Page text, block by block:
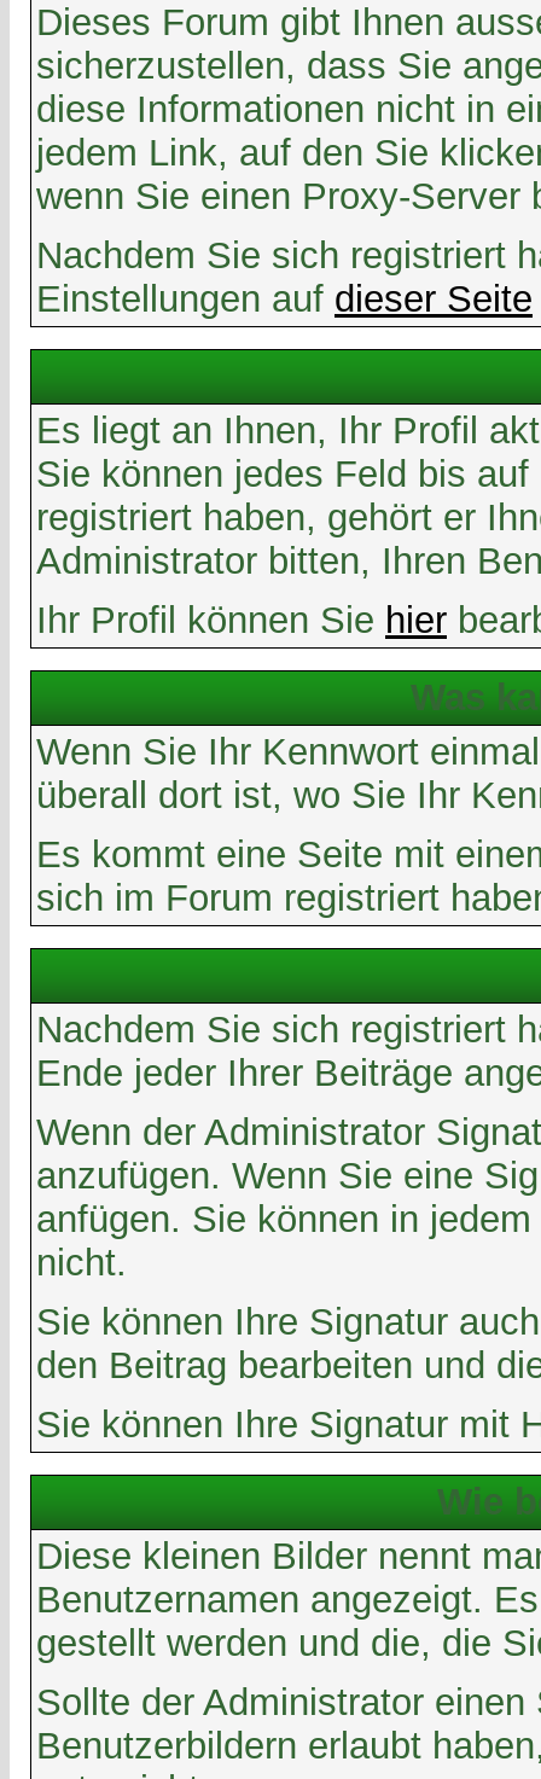
Dieses Forum gibt Ihnen
sicherzustellen, dass Sie
diese Informationen nicht in
jedem Link, auf den Sie
wenn Sie einen Proxy-Server
Nachdem Sie sich registriert
Einstellungen auf dieser Seite
Es liegt an Ihnen, Ihr Profil
Sie können jedes Feld bis
registriert haben, gehört er
Administrator bitten, Ihren
Ihr Profil können Sie hier
Was
Wenn Sie Ihr Kennwort
überall dort ist, wo Sie Ihr
Es kommt eine Seite mit
sich im Forum registriert
Nachdem Sie sich registriert
Ende jeder Ihrer Beiträge
Wenn der Administrator
anzufügen. Wenn Sie eine
anfügen. Sie können in
nicht.
Sie können Ihre Signatur
den Beitrag bearbeiten und
Sie können Ihre Signatur mit
Wie
Diese kleinen Bilder nennt
Benutzernamen angezeigt.
gestellt werden und die, die
Sollte der Administrator
Benutzerbildern erlaubt